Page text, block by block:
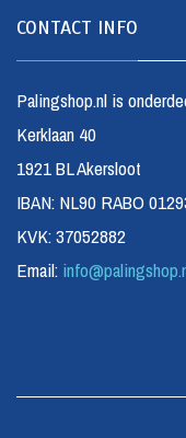
CONTACT INFO
Palingshop.nl is
Kerklaan 40
1921 BL Akersloot
IBAN: NL90 RABO
KVK: 37052882
Email: